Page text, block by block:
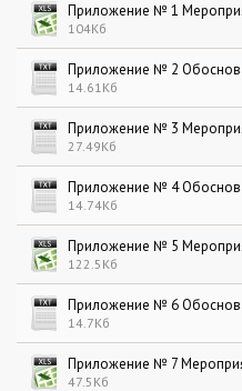
Приложение № 1
104Кб
Приложение № 2
14.61Кб
Приложение № 3
27.49Кб
Приложение № 4
14.74Кб
Приложение № 5
122.5Кб
Приложение № 6
14.7Кб
Приложение № 7
47.5Кб